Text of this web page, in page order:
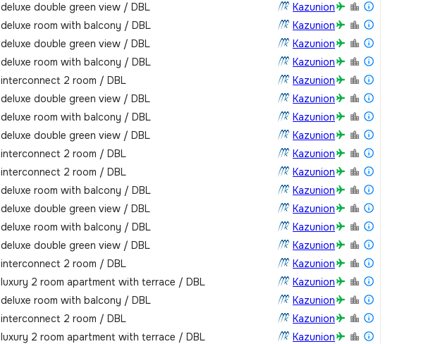
deluxe double green view / DBL
Kazunion
deluxe room with balcony / DBL
Kazunion
deluxe double green view / DBL
Kazunion
deluxe room with balcony / DBL
Kazunion
interconnect 2 room / DBL
Kazunion
deluxe double green view / DBL
Kazunion
deluxe room with balcony / DBL
Kazunion
deluxe double green view / DBL
Kazunion
interconnect 2 room / DBL
Kazunion
interconnect 2 room / DBL
Kazunion
deluxe room with balcony / DBL
Kazunion
deluxe double green view / DBL
Kazunion
deluxe room with balcony / DBL
Kazunion
deluxe double green view / DBL
Kazunion
interconnect 2 room / DBL
Kazunion
luxury 2 room apartment with terrace / DBL
Kazunion
deluxe room with balcony / DBL
Kazunion
interconnect 2 room / DBL
Kazunion
luxury 2 room apartment with terrace / DBL
Kazunion